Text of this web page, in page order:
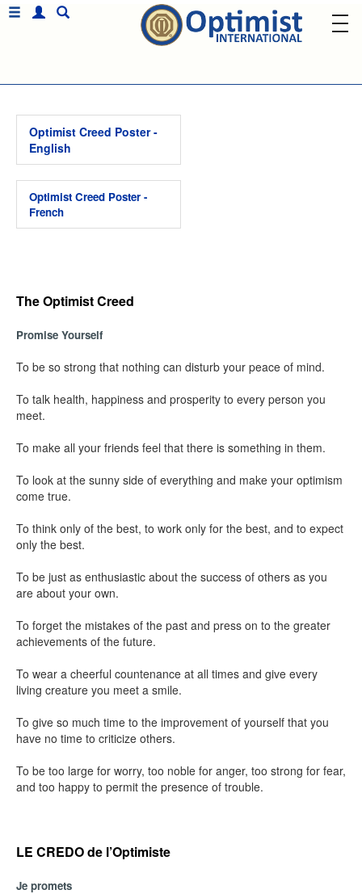
Optimist Creed Poster -
English
Optimist Creed Poster -
French
The Optimist Creed
Promise Yourself
To be so strong that nothing can disturb your peace of mind.
To talk health, happiness and prosperity to every person you
meet.
To make all your friends feel that there is something in them.
To look at the sunny side of everything and make your optimism
come true.
To think only of the best, to work only for the best, and to expect
only the best.
To be just as enthusiastic about the success of others as you
are about your own.
To forget the mistakes of the past and press on to the greater
achievements of the future.
To wear a cheerful countenance at all times and give every
living creature you meet a smile.
To give so much time to the improvement of yourself that you
have no time to criticize others.
To be too large for worry, too noble for anger, too strong for fear,
and too happy to permit the presence of trouble.
LE CREDO de l’Optimiste
Je promets